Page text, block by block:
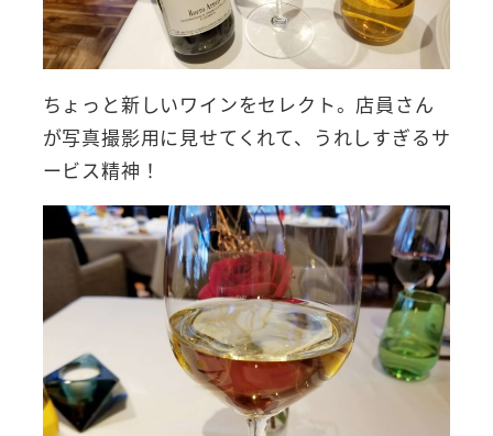
ちょっと新しいワインをセレクト。店員さん
が写真撮影用に見せてくれて、うれしすぎるサ
ービス精神！